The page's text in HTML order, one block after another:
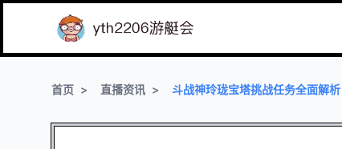
首页 直播资讯 斗战神玲珑宝塔挑战任务全面解